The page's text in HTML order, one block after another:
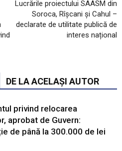
Lucrările proiectului SAASM din
Soroca, Rîșcani și Cahul –
declarate de utilitate publică de
interes național
DE LA ACELAȘI AUTOR
privind relocarea
aprobat de Guvern:
de până la 300.000 de lei